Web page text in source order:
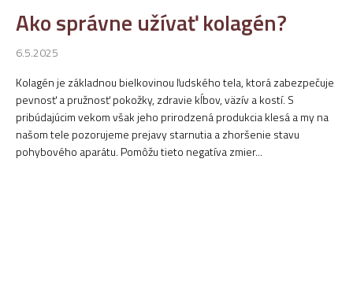
Ako správne užívať kolagén?
6.5.2025
Kolagén je základnou bielkovinou ľudského tela, ktorá zabezpečuje
pevnosť a pružnosť pokožky, zdravie kĺbov, väzív a kostí. S
pribúdajúcim vekom však jeho prirodzená produkcia klesá a my na
našom tele pozorujeme prejavy starnutia a zhoršenie stavu
pohybového aparátu. Pomôžu tieto negatíva zmier...